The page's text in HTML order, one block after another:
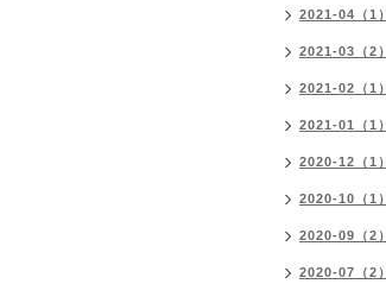
2021-04（1）
2021-03（2）
2021-02（1）
2021-01（1）
2020-12（1）
2020-10（1）
2020-09（2）
2020-07（2）